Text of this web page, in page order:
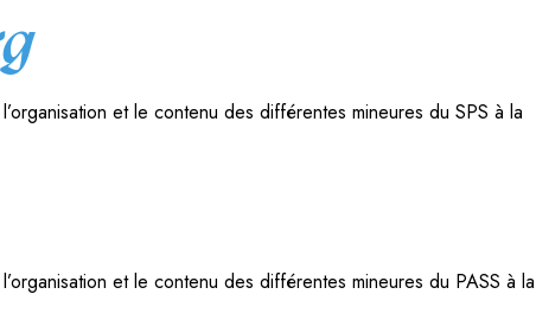
et le contenu des différentes mineures du SPS à la
et le contenu des différentes mineures du PASS à la